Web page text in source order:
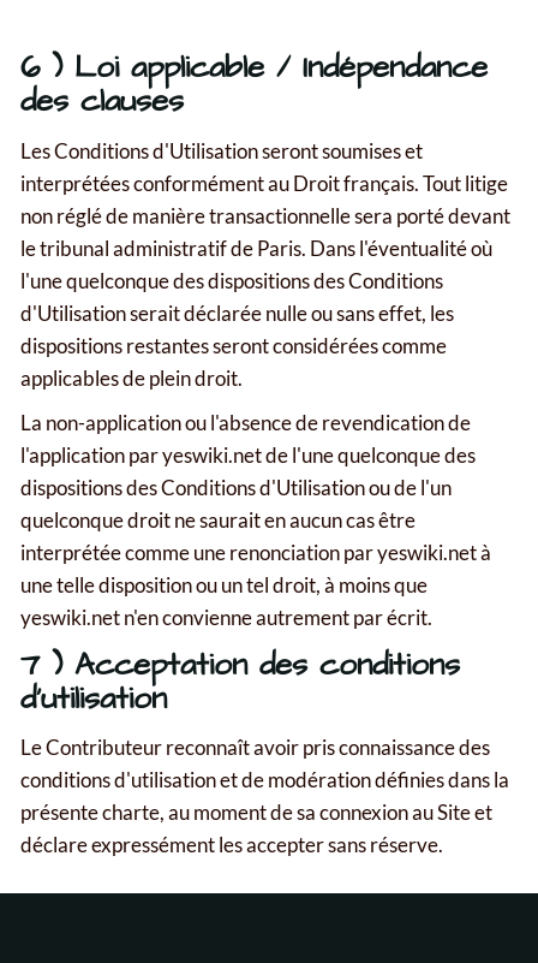
6 ) Loi applicable / Indépendance
des clauses
Les Conditions d'Utilisation seront soumises et
interprétées conformément au Droit français. Tout litige
non réglé de manière transactionnelle sera porté devant
le tribunal administratif de Paris. Dans l'éventualité où
l'une quelconque des dispositions des Conditions
d'Utilisation serait déclarée nulle ou sans effet, les
dispositions restantes seront considérées comme
applicables de plein droit.
La non-application ou l'absence de revendication de
l'application par yeswiki.net de l'une quelconque des
dispositions des Conditions d'Utilisation ou de l'un
quelconque droit ne saurait en aucun cas être
interprétée comme une renonciation par yeswiki.net à
une telle disposition ou un tel droit, à moins que
yeswiki.net n'en convienne autrement par écrit.
7 ) Acceptation des conditions
d'utilisation
Le Contributeur reconnaît avoir pris connaissance des
conditions d'utilisation et de modération définies dans la
présente charte, au moment de sa connexion au Site et
déclare expressément les accepter sans réserve.